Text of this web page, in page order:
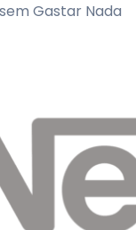
Gastar Nada